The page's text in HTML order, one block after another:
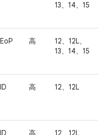
13、14、15
EoP 高
12、12L、
13、14、15
ID 高 12、12L
ID 高 12、12L、